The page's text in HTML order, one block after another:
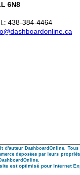
6N8
438-384-4464
d'auteur DashboardOnline.
déposées par leurs
est optimisé pour Internet